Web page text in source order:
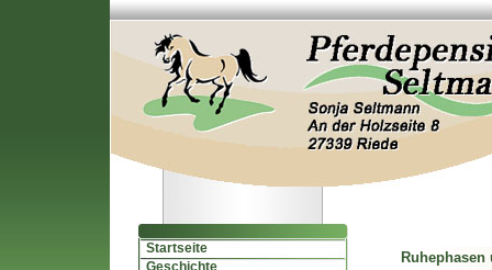
Startseite
Geschichte